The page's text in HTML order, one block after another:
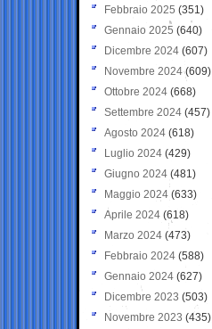
Febbraio 2025 (351)
Gennaio 2025 (640)
Dicembre 2024 (607)
Novembre 2024(609)
Ottobre 2024 (668)
Settembre 2024 (457)
Agosto 2024 (618)
Luglio 2024 (429)
Giugno 2024 (481)
Maggio 2024 (633)
Aprile 2024 (618)
Marzo 2024 (473)
Febbraio 2024 (588)
Gennaio 2024 (627)
Dicembre 2023 (503)
Novembre 2023 (435)